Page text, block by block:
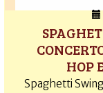
HOP
Spaghetti